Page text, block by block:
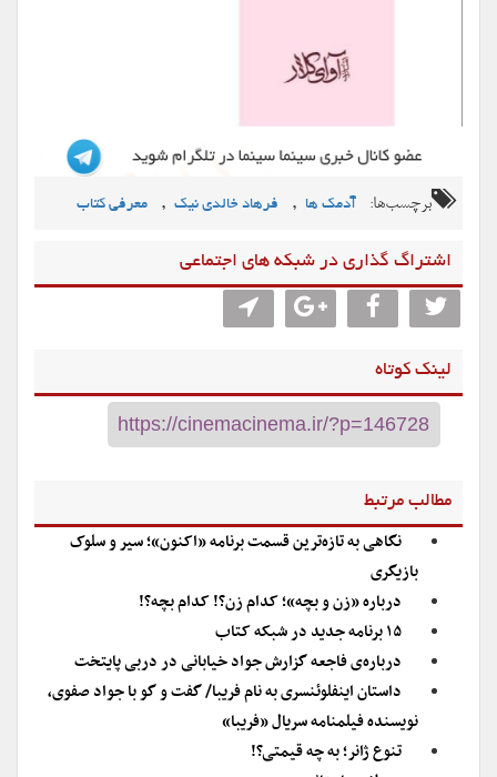
برچسب‌ها: آدمک ها , فرهاد خالدی نیک , معرفی کتاب
اشتراگ گذاری در شبکه های اجتماعی
لینک کوتاه
مطالب مرتبط
نگاهی به تازه‌ترین قسمت برنامه «اکنون»؛ سیر و سلوک
بازیگری
درباره «زن و بچه»؛ کدام زن؟! کدام بچه؟!
۱۵ برنامه جدید در شبکه کتاب
درباره‌ی فاجعه گزارش جواد خیابانی در دربی پایتخت
داستان اینفلوئنسری به نام فریبا/ گفت و گو با جواد صفوی،
نویسنده فیلمنامه سریال «فریبا»
تنوع ژانر؛ به چه قیمتی؟!